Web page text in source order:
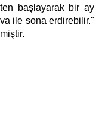
başlayarak bir ay
ile sona erdirebilir."